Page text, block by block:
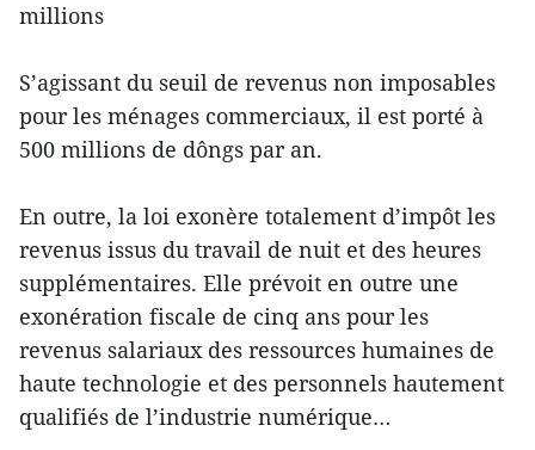
millions
S’agissant du seuil de revenus non imposables
pour les ménages commerciaux, il est porté à
500 millions de dôngs par an.
En outre, la loi exonère totalement d’impôt les
revenus issus du travail de nuit et des heures
supplémentaires. Elle prévoit en outre une
exonération fiscale de cinq ans pour les
revenus salariaux des ressources humaines de
haute technologie et des personnels hautement
qualifiés de l’industrie numérique…